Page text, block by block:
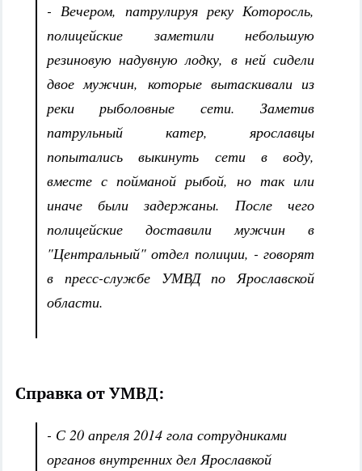
- Вечером, патрулируя реку Которосль,
полицейские заметили небольшую
резиновую надувную лодку, в ней сидели
двое мужчин, которые вытаскивали из
реки рыболовные сети. Заметив
патрульный катер, ярославцы
попытались выкинуть сети в воду,
вместе с пойманой рыбой, но так или
иначе были задержаны. После чего
полицейские доставили мужчин в
"Центральный" отдел полиции, - говорят
в пресс-службе УМВД по Ярославской
области.
Справка от УМВД:
- С 20 апреля 2014 гола сотрудниками
органов внутренних дел Ярославкой